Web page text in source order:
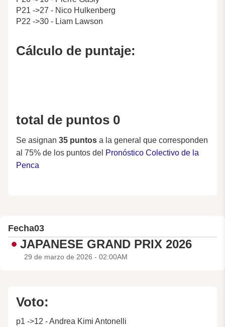
P21 ->27 - Nico Hulkenberg
P22 ->30 - Liam Lawson
Cálculo de puntaje:
total de puntos 0
Se asignan 35 puntos a la general que corresponden
al 75% de los puntos del Pronóstico Colectivo de la
Penca
Fecha03
JAPANESE GRAND PRIX 2026
29 de marzo de 2026 - 02:00AM
Voto:
p1 ->12 - Andrea Kimi Antonelli